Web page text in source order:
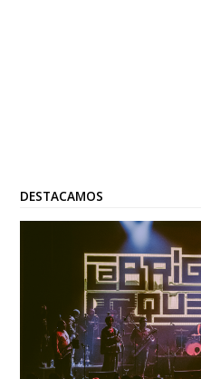
DESTACAMOS